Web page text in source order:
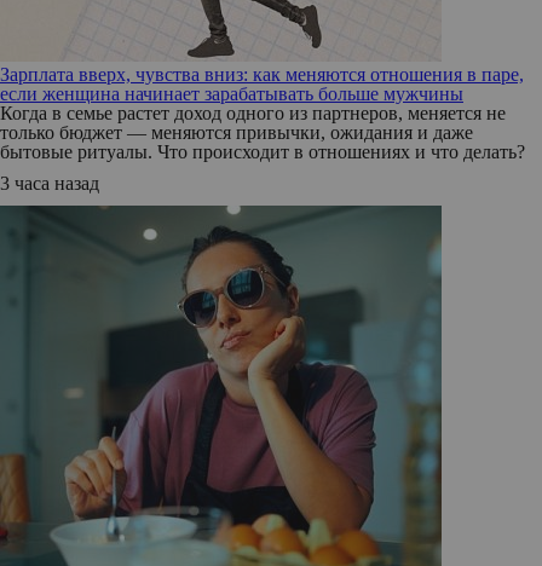
Зарплата вверх, чувства вниз: как меняются отношения в паре,
если женщина начинает зарабатывать больше мужчины
Когда в семье растет доход одного из партнеров, меняется не
только бюджет — меняются привычки, ожидания и даже
бытовые ритуалы. Что происходит в отношениях и что делать?
3 часа назад